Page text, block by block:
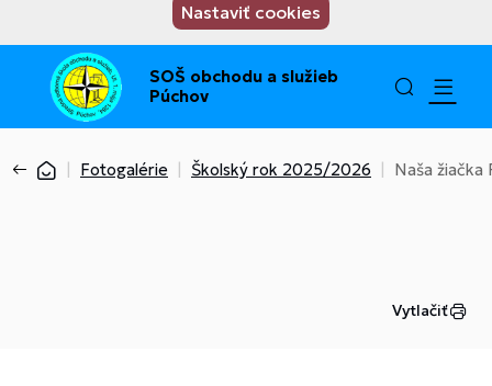
Nastaviť cookies
SOŠ obchodu a služieb
Púchov
Fotogalérie Školský rok 2025/2026 Naša žiačka
Vytlačiť